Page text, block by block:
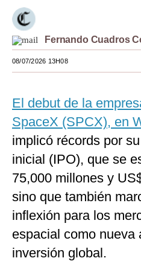
EEUU
México
España
Internacional
Tecnología
Club del Suscriptor
Mix
G de Gestión
Notas Contratadas
Podcast
Fernando Cuadros
08/07/2026 13H08
El debut de la
SpaceX (SPCX), en
implicó récords por
inicial (IPO), que se
75,000 millones y
sino que también
inflexión para los
espacial como nueva
inversión global.